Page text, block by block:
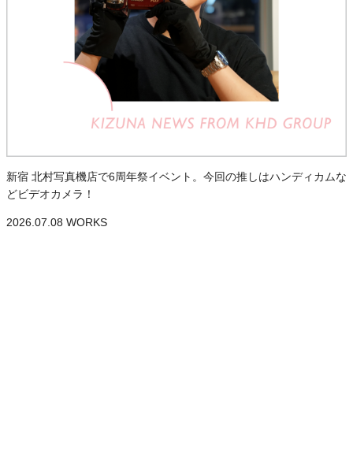
新宿 北村写真機店で6周年祭イベント。今回の推しはハンディカムな
どビデオカメラ！
2026.07.08 WORKS